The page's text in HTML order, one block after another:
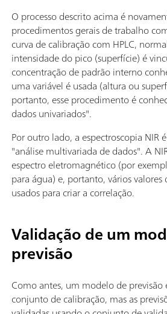
O processo descrito acima é
procedimentos gerais de trabalho
curva de calibração com HPLC,
intensidade do pico (superfície) é
concentração de padrão interno
uma variável é usada (altura ou
portanto, esse procedimento é
dados univariados".
Por outro lado, a espectroscopia NIR
"análise multivariada de dados". A
espectro eletromagnético (por
para água) e, portanto, vários valores
usados para criar a correlação.
Validação de um
previsão
Como antes, um modelo de
conjunto de calibração, mas as